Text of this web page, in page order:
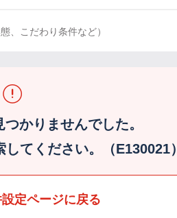
、こだわり条件など）
かりませんでした。
てください。（E130021）
定ページに戻る